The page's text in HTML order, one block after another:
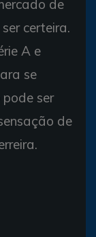
de
certeira.
A e
se
ser
de